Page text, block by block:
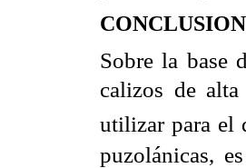
Sobre la base
calizos de
utilizar para el
puzolánicas,